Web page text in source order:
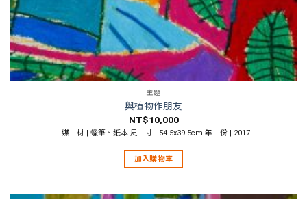
主題
與植物作朋友
NT$10,000
媒 材 | 蠟筆、紙本 尺 寸 | 54.5x39.5cm 年 份 | 2017
加入購物車